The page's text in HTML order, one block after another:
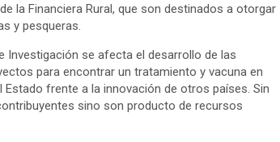
la Financiera Rural, que son destinados a otorgar
y pesqueras.
Investigación se afecta el desarrollo de las
para encontrar un tratamiento y vacuna en
frente a la innovación de otros países. Sin
sino son producto de recursos